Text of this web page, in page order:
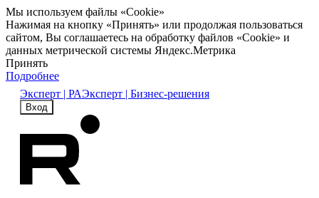
Мы используем файлы «Cookie»
Нажимая на кнопку «Принять» или продолжая пользоваться
сайтом, Вы соглашаетесь на обработку файлов «Cookie» и
данных метрической системы Яндекс.Метрика
Принять
Подробнее
Эксперт | РАЭксперт | Бизнес-решения
Вход